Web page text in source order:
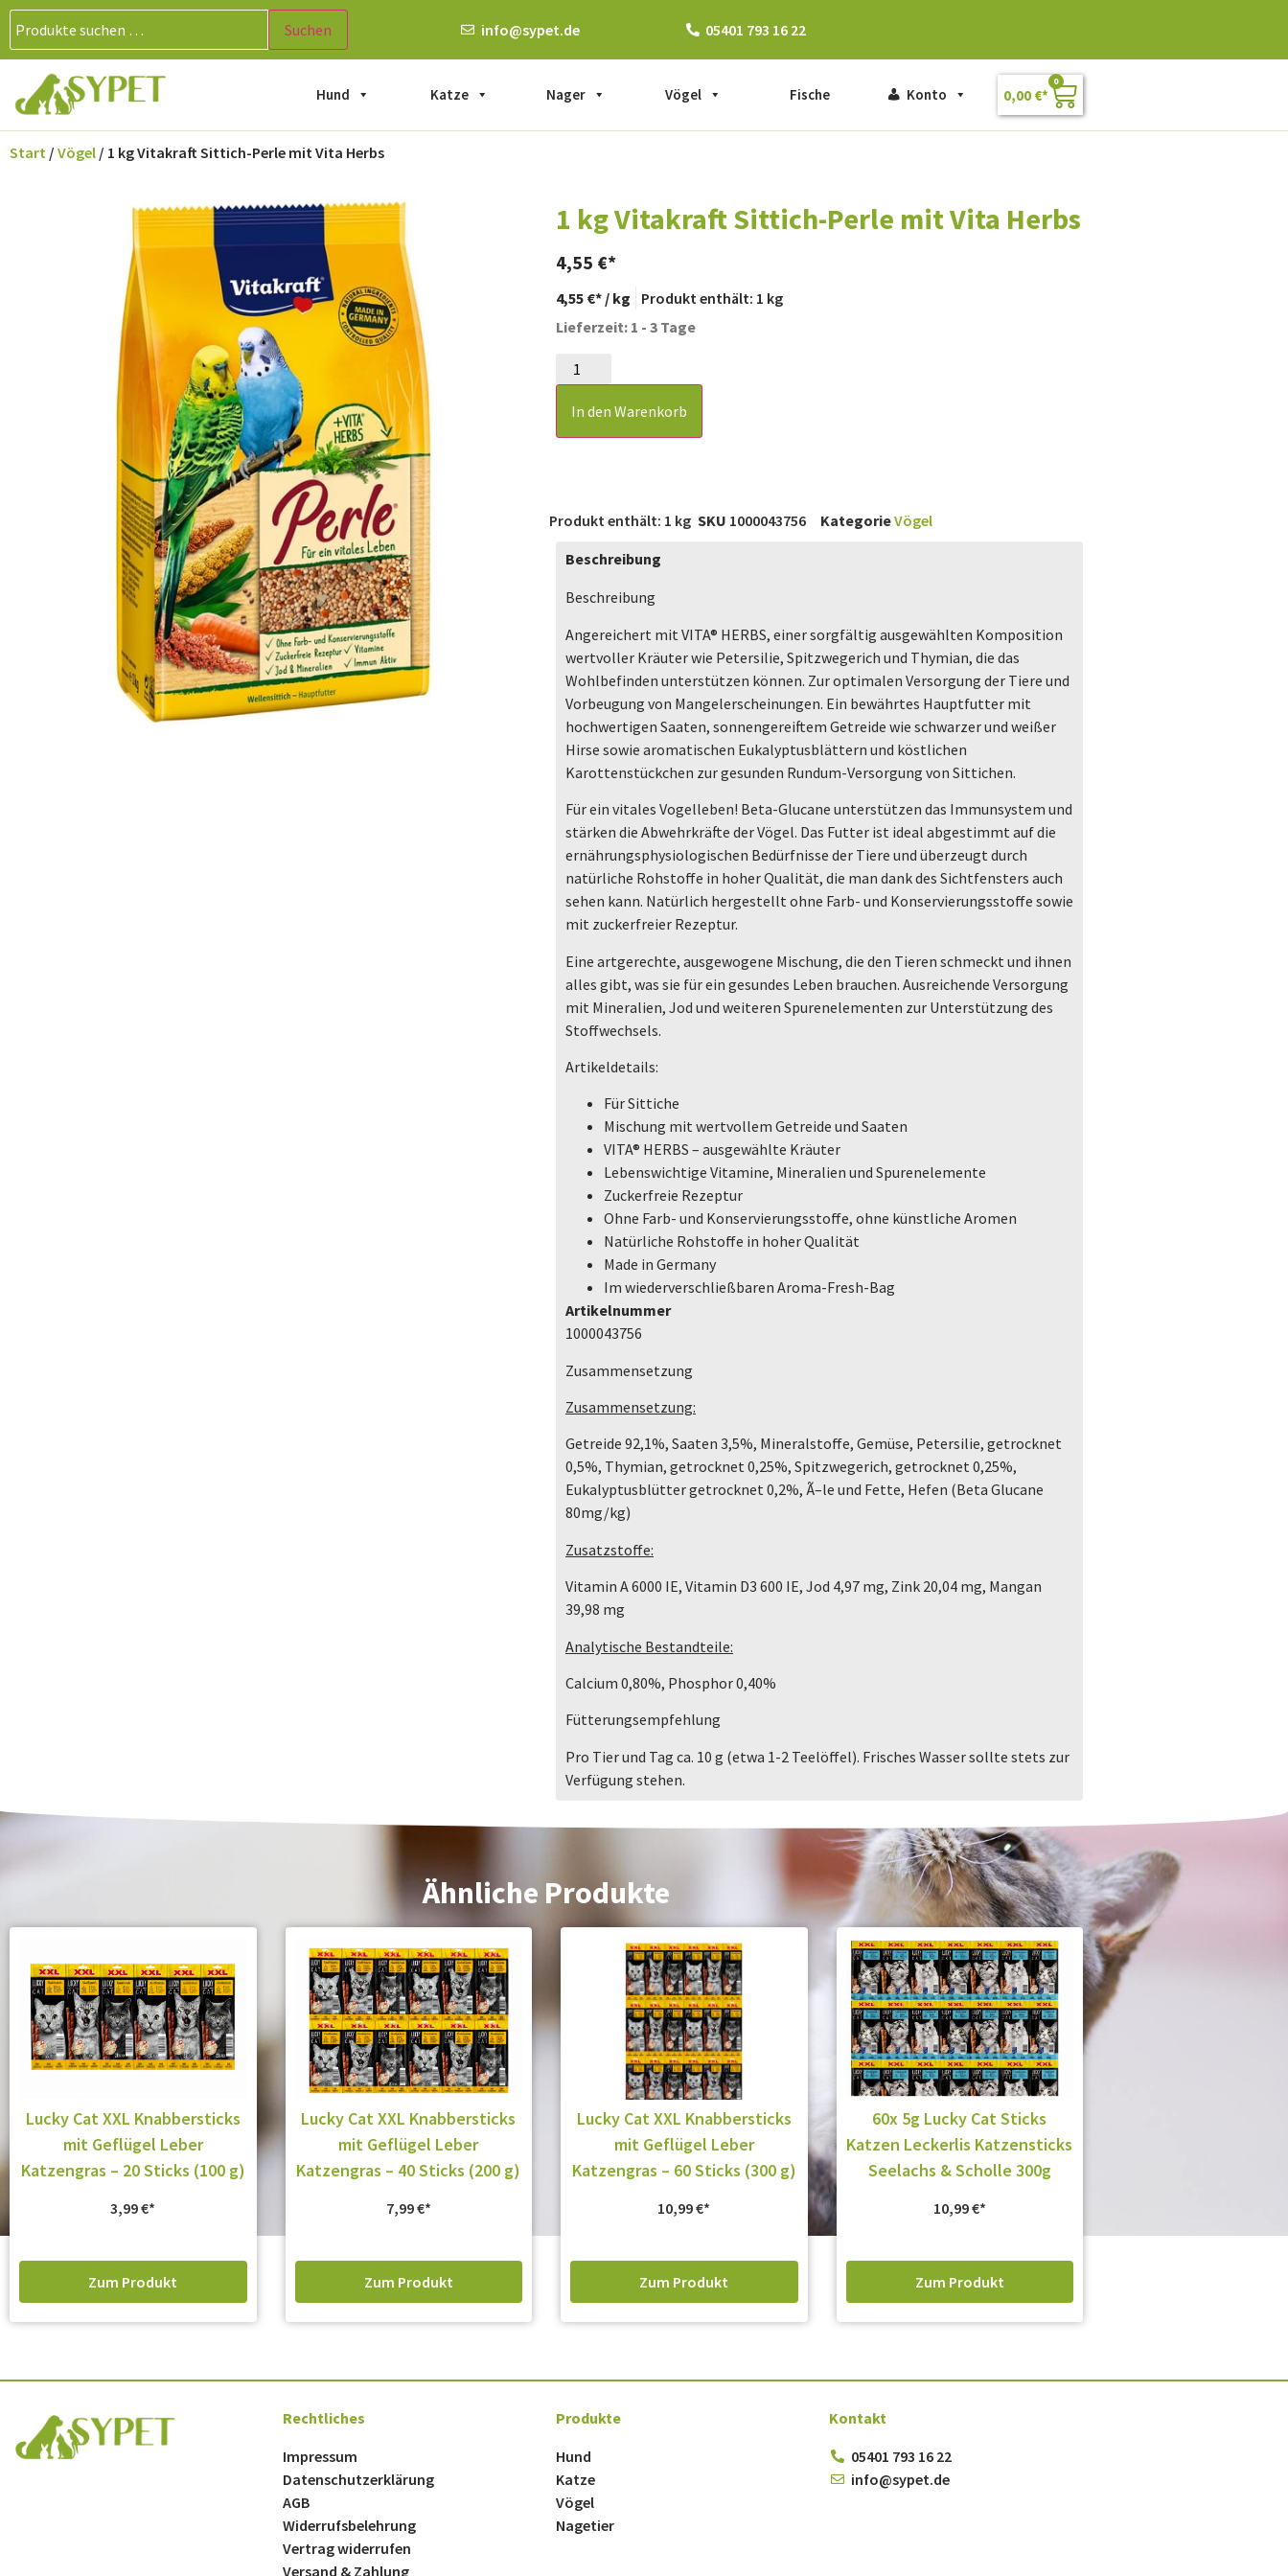
Suchen info@sypet.de 05401 793 16 22
Hund Katze Nager Vögel Fische Konto 0,00 €
0
Start / Vögel / 1 kg Vitakraft Sittich-Perle mit Vita Herbs
1 kg Vitakraft Sittich-Perle mit Vita Herbs
4,55 €
4,55 € / kg Produkt enthält: 1 kg
Lieferzeit: 1 - 3 Tage
In den Warenkorb
Produkt enthält: 1 kg SKU 1000043756 KategorieVögel
Beschreibung
Beschreibung
Angereichert mit VITA® HERBS, einer sorgfältig ausgewählten Komposition
wertvoller Kräuter wie Petersilie, Spitzwegerich und Thymian, die das
Wohlbefinden unterstützen können. Zur optimalen Versorgung der Tiere und
Vorbeugung von Mangelerscheinungen. Ein bewährtes Hauptfutter mit
hochwertigen Saaten, sonnengereiftem Getreide wie schwarzer und weißer
Hirse sowie aromatischen Eukalyptusblättern und köstlichen
Karottenstückchen zur gesunden Rundum-Versorgung von Sittichen.
Für ein vitales Vogelleben! Beta-Glucane unterstützen das Immunsystem und
stärken die Abwehrkräfte der Vögel. Das Futter ist ideal abgestimmt auf die
ernährungsphysiologischen Bedürfnisse der Tiere und überzeugt durch
natürliche Rohstoffe in hoher Qualität, die man dank des Sichtfensters auch
sehen kann. Natürlich hergestellt ohne Farb- und Konservierungsstoffe sowie
mit zuckerfreier Rezeptur.
Eine artgerechte, ausgewogene Mischung, die den Tieren schmeckt und ihnen
alles gibt, was sie für ein gesundes Leben brauchen. Ausreichende Versorgung
mit Mineralien, Jod und weiteren Spurenelementen zur Unterstützung des
Sto­ffwechsels.
Artikeldetails:
Für Sittiche
Mischung mit wertvollem Getreide und Saaten
VITA® HERBS – ausgewählte Kräuter
Lebenswichtige Vitamine, Mineralien und Spurenelemente
Zuckerfreie Rezeptur
Ohne Farb- und Konservierungsstoffe, ohne künstliche Aromen
Natürliche Rohstoffe in hoher Qualität
Made in Germany
Im wiederverschließbaren Aroma-Fresh-Bag
Artikelnummer
1000043756
Zusammensetzung
Zusammensetzung:
Getreide 92,1%, Saaten 3,5%, Mineralstoffe, Gemüse, Petersilie, getrocknet
0,5%, Thymian, getrocknet 0,25%, Spitzwegerich, getrocknet 0,25%,
Eukalyptusblütter getrocknet 0,2%, Ã–le und Fette, Hefen (Beta Glucane
80mg/kg)
Zusatzstoffe:
Vitamin A 6000 IE, Vitamin D3 600 IE, Jod 4,97 mg, Zink 20,04 mg, Mangan
39,98 mg
Analytische Bestandteile:
Calcium 0,80%, Phosphor 0,40%
Fütterungsempfehlung
Pro Tier und Tag ca. 10 g (etwa 1-2 Teelöffel). Frisches Wasser sollte stets zur
Verfügung stehen.
Ähnliche Produkte
Lucky Cat XXL Knabbersticks
mit Geflügel Leber
Katzengras – 20 Sticks (100 g)
3,99€
Zum Produkt
Lucky Cat XXL Knabbersticks
mit Geflügel Leber
Katzengras – 40 Sticks (200 g)
7,99€
Zum Produkt
Lucky Cat XXL Knabbersticks
mit Geflügel Leber
Katzengras – 60 Sticks (300 g)
10,99€
Zum Produkt
60x 5g Lucky Cat Sticks
Katzen Leckerlis Katzensticks
Seelachs & Scholle 300g
10,99€
Zum Produkt
Rechtliches
Impressum
Datenschutzerklärung
AGB
Widerrufsbelehrung
Vertrag widerrufen
Versand & Zahlung
Produkte
Hund
Katze
Vögel
Nagetier
Kontakt
05401 793 16 22
info@sypet.de